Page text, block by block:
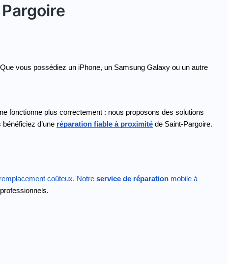
vous possédiez un iPhone, un Samsung Galaxy ou un autre
fonctionne plus correctement : nous proposons des solutions
d’une réparation fiable à proximité de Saint-Pargoire.
coûteux. Notre service de réparation mobile à